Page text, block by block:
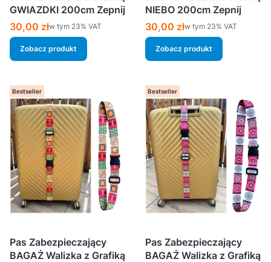
GWIAZDKI 200cm Zepnij
Cena brutto
30,00 złw tym %s VAT
w tym 23% VAT
Zobacz produkt
NIEBO 200cm Zepnij
Cena brutto
30,00 złw tym %s VAT
w tym 23% VAT
Zobacz produkt
Bestseller
Pas Zabezpieczający
BAGAŻ Walizka z Grafiką
Bestseller
Pas Zabezpieczający
BAGAŻ Walizka z Grafiką